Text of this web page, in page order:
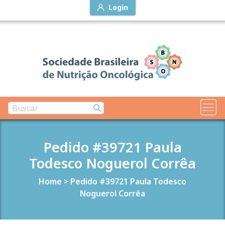
Login
Pedido #39721 Paula
Todesco Noguerol Corrêa
Home > Pedido #39721 Paula Todesco
Noguerol Corrêa